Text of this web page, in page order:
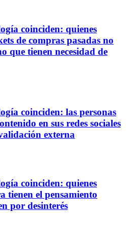
coinciden: quienes
de compras pasadas no
que tienen necesidad de
coinciden: las personas
en sus redes sociales
externa
coinciden: quienes
tienen el pensamiento
por desinterés